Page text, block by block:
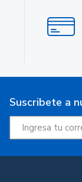
Suscribete a